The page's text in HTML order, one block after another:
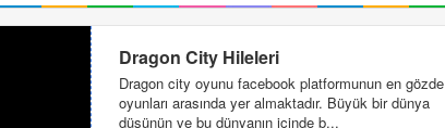
Dragon City Hileleri
Dragon city oyunu facebook platformunun en gözde
oyunları arasında yer almaktadır. Büyük bir dünya
düşünün ve bu dünyanın içinde b...